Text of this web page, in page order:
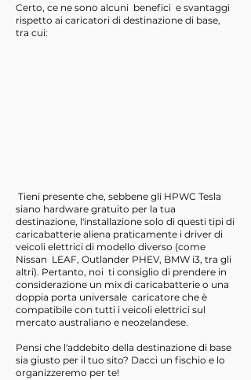
Certo, ce ne sono alcuni benefici e svantaggi
rispetto ai caricatori di destinazione di base,
tra cui:
Tieni presente che, sebbene gli HPWC Tesla
siano hardware gratuito per la tua
destinazione, l'installazione solo di questi tipi di
caricabatterie aliena praticamente i driver di
veicoli elettrici di modello diverso (come
Nissan LEAF, Outlander PHEV, BMW i3, tra gli
altri). Pertanto, noi ti consiglio di prendere in
considerazione un mix di caricabatterie o una
doppia porta universale caricatore che è
compatibile con tutti i veicoli elettrici sul
mercato australiano e neozelandese.
Pensi che l'addebito della destinazione di base
sia giusto per il tuo sito? Dacci un fischio e lo
organizzeremo per te!